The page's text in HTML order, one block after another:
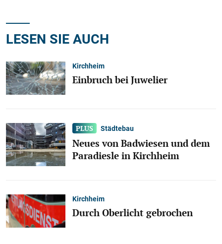
LESEN SIE AUCH
Kirchheim
Einbruch bei Juwelier
Städtebau
Neues von Badwiesen und dem
Paradiesle in Kirchheim
Kirchheim
Durch Oberlicht gebrochen